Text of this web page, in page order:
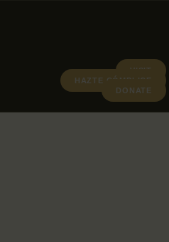
VISIT
HAZTE CÓMPLICE
DONATE
ABOUT